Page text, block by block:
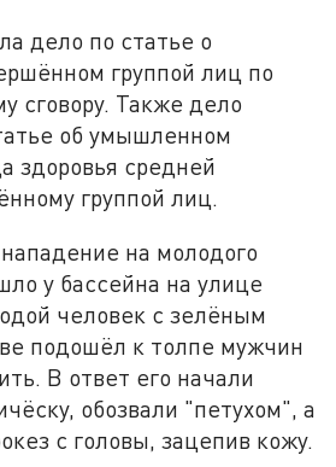
дело по статье о
группой лиц по
сговору. Также дело
об умышленном
здоровья средней
группой лиц.
на молодого
у бассейна на улице
человек с зелёным
подошёл к толпе мужчин
В ответ его начали
обозвали "петухом", а
с головы, зацепив кожу.